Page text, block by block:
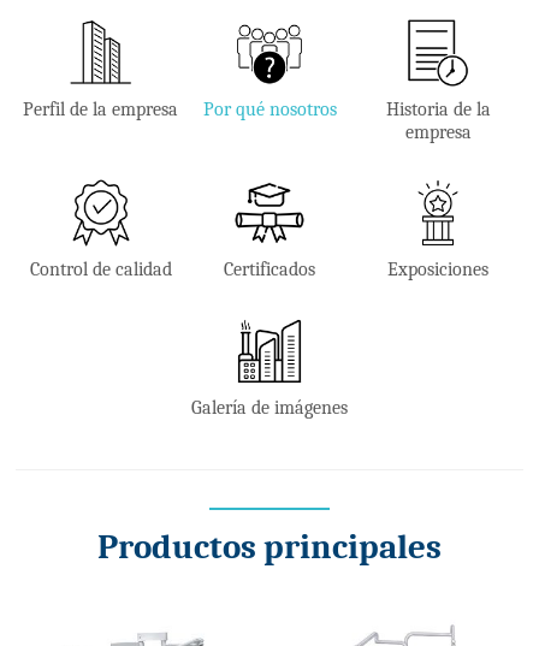
Perfil de la empresa Por qué nosotros
Historia de la
empresa
Control de calidad Certificados Exposiciones
Galería de imágenes
Productos principales